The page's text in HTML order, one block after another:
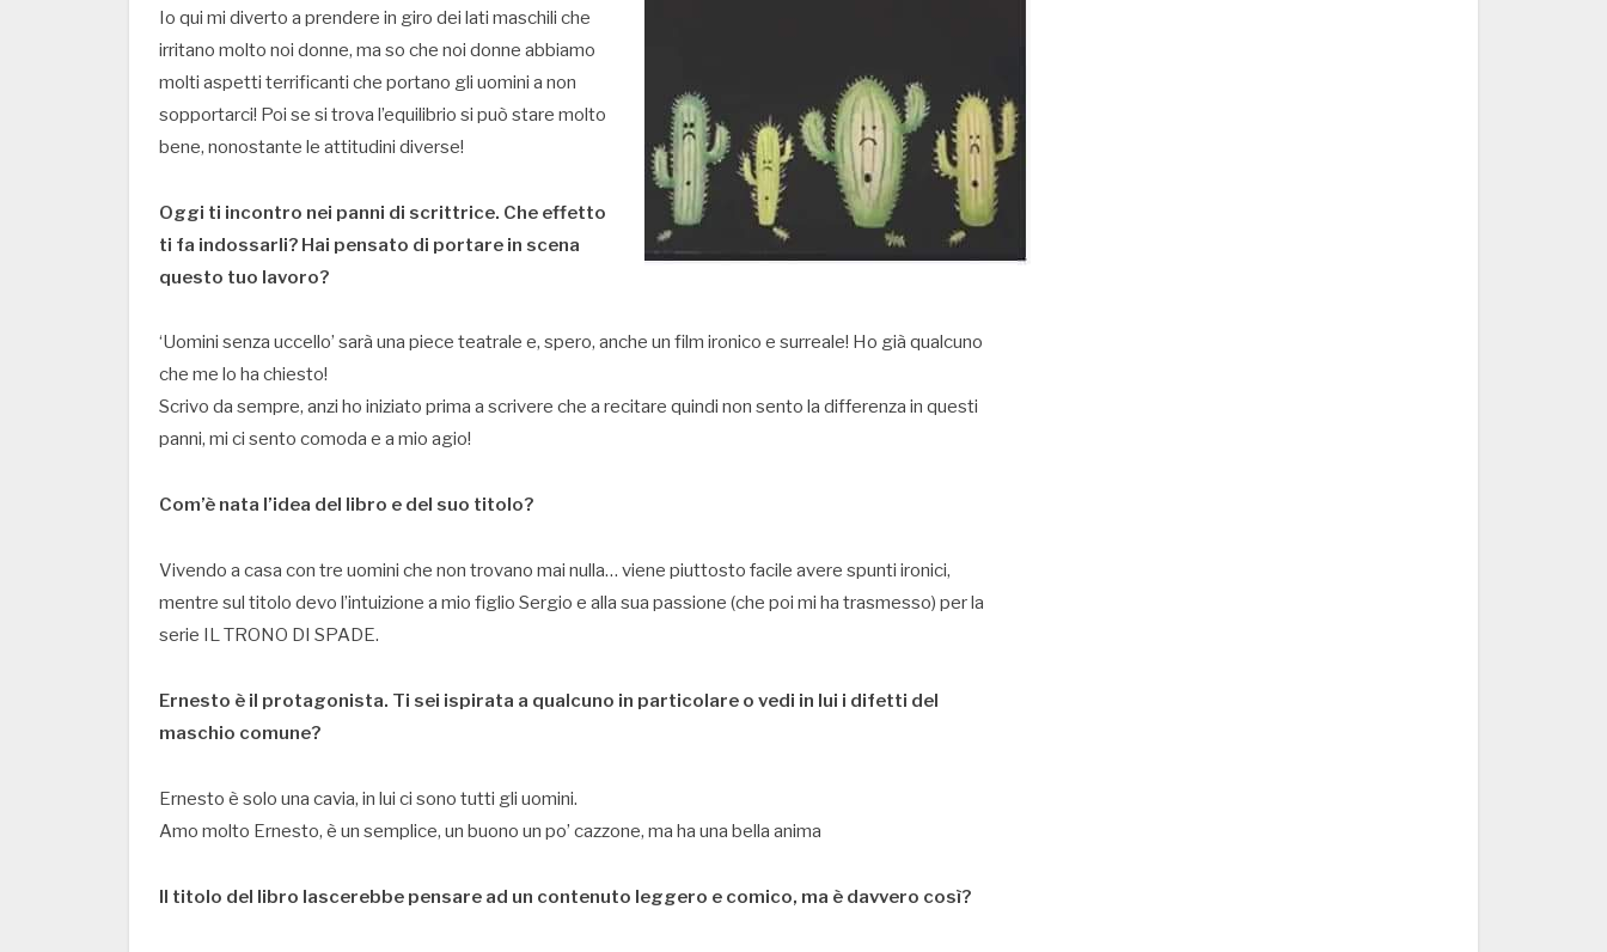
Io qui mi diverto a prendere in giro dei lati maschili che
irritano molto noi donne, ma so che noi donne abbiamo
molti aspetti terrificanti che portano gli uomini a non
sopportarci! Poi se si trova l’equilibrio si può stare molto
bene, nonostante le attitudini diverse!
Oggi ti incontro nei panni di scrittrice. Che effetto
ti fa indossarli? Hai pensato di portare in scena
questo tuo lavoro?
‘Uomini senza uccello’ sarà una piece teatrale e, spero, anche un film ironico e surreale! Ho già qualcuno
che me lo ha chiesto!
Scrivo da sempre, anzi ho iniziato prima a scrivere che a recitare quindi non sento la differenza in questi
panni, mi ci sento comoda e a mio agio!
Com’è nata l’idea del libro e del suo titolo?
Vivendo a casa con tre uomini che non trovano mai nulla… viene piuttosto facile avere spunti ironici,
mentre sul titolo devo l’intuizione a mio figlio Sergio e alla sua passione (che poi mi ha trasmesso) per la
serie IL TRONO DI SPADE.
Ernesto è il protagonista. Ti sei ispirata a qualcuno in particolare o vedi in lui i difetti del
maschio comune?
Ernesto è solo una cavia, in lui ci sono tutti gli uomini.
Amo molto Ernesto, è un semplice, un buono un po’ cazzone, ma ha una bella anima
Il titolo del libro lascerebbe pensare ad un contenuto leggero e comico, ma è davvero così?